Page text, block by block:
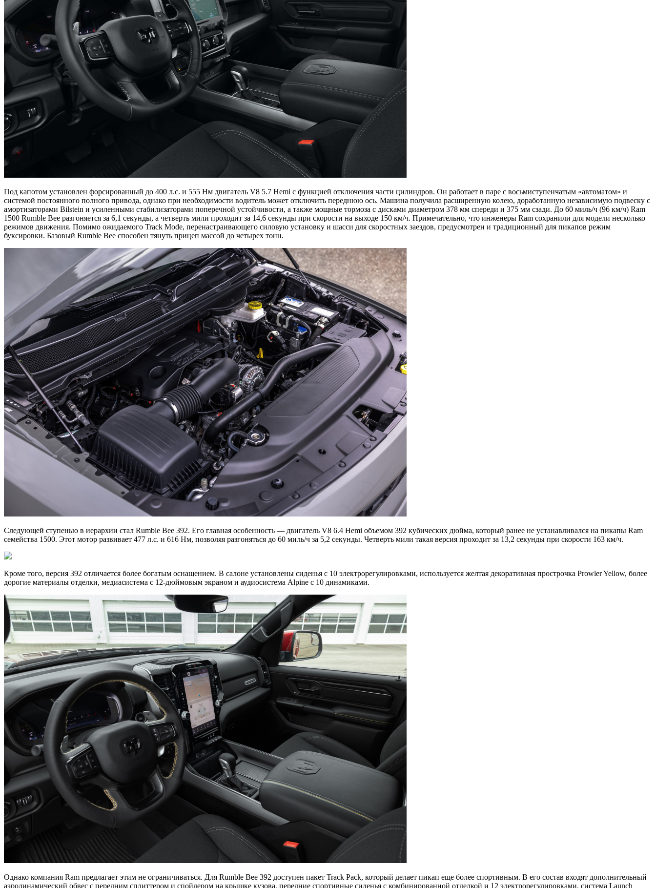
Под капотом установлен форсированный до 400 л.с. и 555 Нм двигатель V8 5.7 Hemi с функцией отключения части цилиндров. Он работает в паре с восьмиступенчатым «автоматом» и
системой постоянного полного привода, однако при необходимости водитель может отключить переднюю ось. Машина получила расширенную колею, доработанную независимую подвеску с
амортизаторами Bilstein и усиленными стабилизаторами поперечной устойчивости, а также мощные тормоза с дисками диаметром 378 мм спереди и 375 мм сзади. До 60 миль/ч (96 км/ч) Ram
1500 Rumble Bee разгоняется за 6,1 секунды, а четверть мили проходит за 14,6 секунды при скорости на выходе 150 км/ч. Примечательно, что инженеры Ram сохранили для модели несколько
режимов движения. Помимо ожидаемого Track Mode, перенастраивающего силовую установку и шасси для скоростных заездов, предусмотрен и традиционный для пикапов режим
буксировки. Базовый Rumble Bee способен тянуть прицеп массой до четырех тонн.
Следующей ступенью в иерархии стал Rumble Bee 392. Его главная особенность — двигатель V8 6.4 Hemi объемом 392 кубических дюйма, который ранее не устанавливался на пикапы Ram
семейства 1500. Этот мотор развивает 477 л.с. и 616 Нм, позволяя разгоняться до 60 миль/ч за 5,2 секунды. Четверть мили такая версия проходит за 13,2 секунды при скорости 163 км/ч.
Кроме того, версия 392 отличается более богатым оснащением. В салоне установлены сиденья с 10 электрорегулировками, используется желтая декоративная прострочка Prowler Yellow, более
дорогие материалы отделки, медиасистема с 12-дюймовым экраном и аудиосистема Alpine с 10 динамиками.
Однако компания Ram предлагает этим не ограничиваться. Для Rumble Bee 392 доступен пакет Track Pack, который делает пикап еще более спортивным. В его состав входят дополнительный
аэродинамический обвес с передним сплиттером и спойлером на крышке кузова, передние спортивные сиденья с комбинированной отделкой и 12 электрорегулировками, система Launch